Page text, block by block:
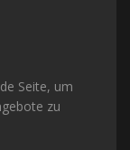
Seite, um
zu